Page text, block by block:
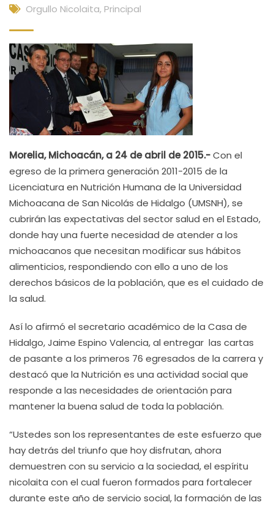
Orgullo Nicolaita, Principal
Morelia, Michoacán, a 24 de abril de 2015.-Con el
egreso de la primera generación 2011-2015 de la
Licenciatura en Nutrición Humana de la Universidad
Michoacana de San Nicolás de Hidalgo (UMSNH), se
cubrirán las expectativas del sector salud en el Estado,
donde hay una fuerte necesidad de atender a los
michoacanos que necesitan modificar sus hábitos
alimenticios, respondiendo con ello a uno de los
derechos básicos de la población, que es el cuidado de
la salud.
Así lo afirmó el secretario académico de la Casa de
Hidalgo, Jaime Espino Valencia, al entregar las cartas
de pasante a los primeros 76 egresados de la carrera y
destacó que la Nutrición es una actividad social que
responde a las necesidades de orientación para
mantener la buena salud de toda la población.
“Ustedes son los representantes de este esfuerzo que
hay detrás del triunfo que hoy disfrutan, ahora
demuestren con su servicio a la sociedad, el espíritu
nicolaita con el cual fueron formados para fortalecer
durante este año de servicio social, la formación de las